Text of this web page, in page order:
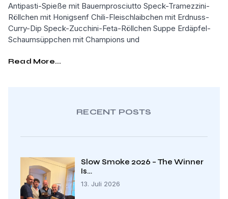
Antipasti-Spieße mit Bauernprosciutto Speck-Tramezzini-
Röllchen mit Honigsenf Chili-Fleischlaibchen mit Erdnuss-
Curry-Dip Speck-Zucchini-Feta-Röllchen Suppe Erdäpfel-
Schaumsüppchen mit Champions und
Read More...
RECENT POSTS
Slow Smoke 2026 – The Winner
Is…
13. Juli 2026